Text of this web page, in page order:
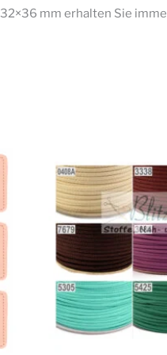
32×36 mm erhalten Sie